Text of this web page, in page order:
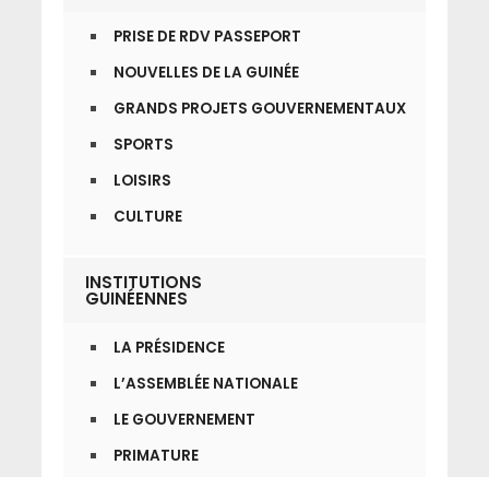
PRISE DE RDV PASSEPORT
NOUVELLES DE LA GUINÉE
GRANDS PROJETS GOUVERNEMENTAUX
SPORTS
LOISIRS
CULTURE
INSTITUTIONS
GUINÉENNES
LA PRÉSIDENCE
L’ASSEMBLÉE NATIONALE
LE GOUVERNEMENT
PRIMATURE